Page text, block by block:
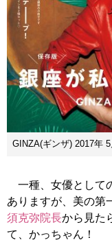
GINZA(ギンザ) 2017年
一種、女優として
ありますが、美の第
須克弥院長から見た
て、かっちゃん！